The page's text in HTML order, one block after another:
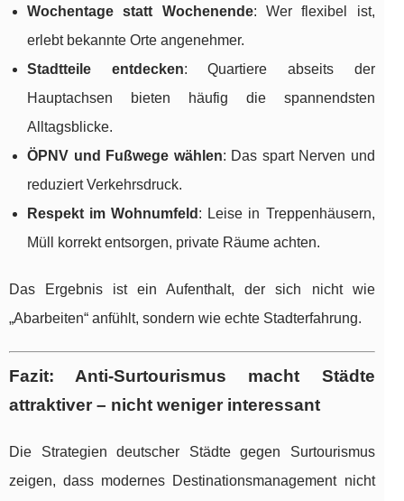
Wochentage statt Wochenende: Wer flexibel ist,
erlebt bekannte Orte angenehmer.
Stadtteile entdecken: Quartiere abseits der
Hauptachsen bieten häufig die spannendsten
Alltagsblicke.
ÖPNV und Fußwege wählen: Das spart Nerven und
reduziert Verkehrsdruck.
Respekt im Wohnumfeld : Leise in Treppenhäusern,
Müll korrekt entsorgen, private Räume achten.
Das Ergebnis ist ein Aufenthalt, der sich nicht wie
„Abarbeiten“ anfühlt, sondern wie echte Stadterfahrung.
Fazit: Anti-Surtourismus macht Städte
attraktiver – nicht weniger interessant
Die Strategien deutscher Städte gegen Surtourismus
zeigen, dass modernes Destinationsmanagement nicht